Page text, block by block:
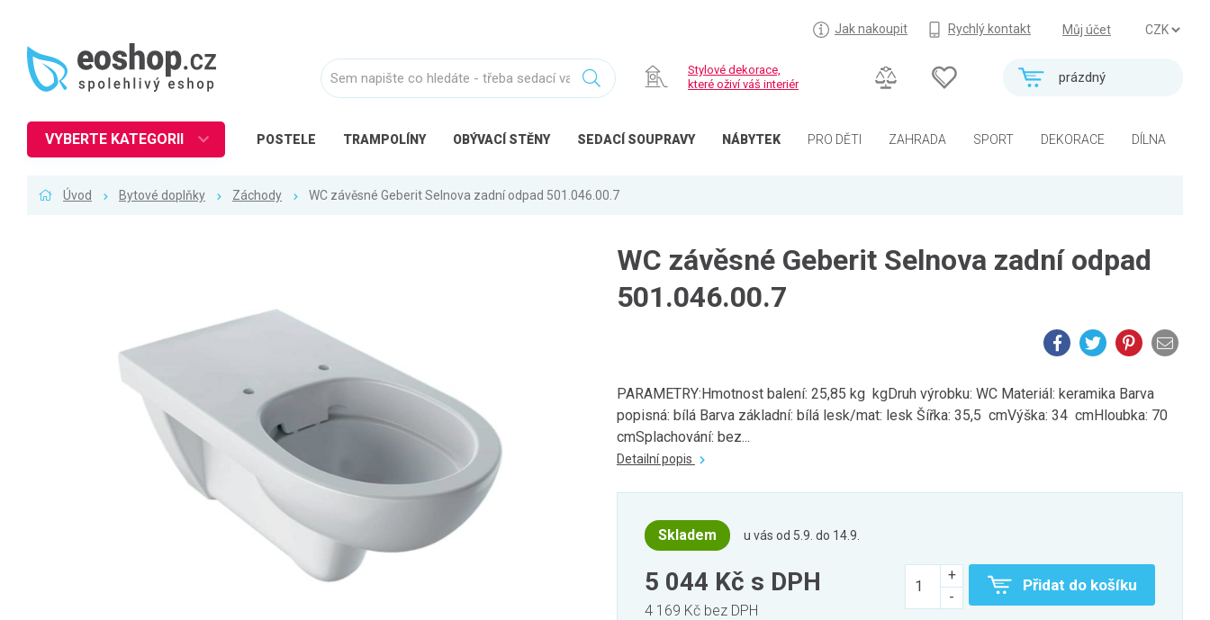
Můj účet
Jak nakoupit Rychlý kontakt
prázdný
Stylové dekorace,
které oživí váš interiér
POSTELE TRAMPOLÍNY OBÝVACÍ STĚNY SEDACÍ SOUPRAVY NÁBYTEK PRO DĚTI ZAHRADA SPORT DEKORACE DÍLNA
VYBERTE KATEGORII
Pracovna a kancelář
Úvod Bytové doplňky Záchody WC závěsné Geberit Selnova zadní odpad 501.046.00.7
WC závěsné Geberit Selnova zadní odpad
501.046.00.7
PARAMETRY:Hmotnost balení: 25,85 kg kgDruh výrobku: WC Materiál: keramika Barva
popisná: bílá Barva základní: bílá lesk/mat: lesk Šířka: 35,5 cmVýška: 34 cmHloubka: 70
cmSplachování: bez...
Detailní popis
Skladem u vás od 5.9. do 14.9.
5 044 Kč s DPH
4 169 Kč bez DPH
Přidat do košíku